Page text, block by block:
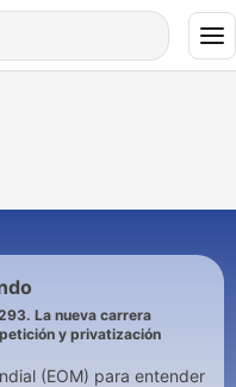
La nueva carrera
y privatización
(EOM) para entender